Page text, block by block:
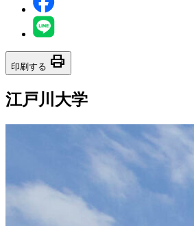
印刷する print
江戸川大学